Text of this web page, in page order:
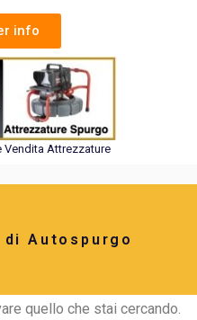
info
Vendita Attrezzature
Autospurgo
quello che stai cercando.